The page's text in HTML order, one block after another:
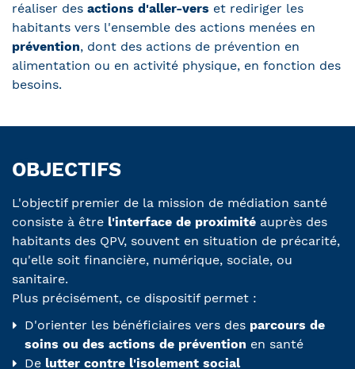
réaliser des actions d'aller-vers et rediriger les
habitants vers l'ensemble des actions menées en
prévention, dont des actions de prévention en
alimentation ou en activité physique, en fonction des
besoins.
OBJECTIFS
L'objectif premier de la mission de médiation santé
consiste à être l'interface de proximité auprès des
habitants des QPV, souvent en situation de précarité,
qu'elle soit financière, numérique, sociale, ou
sanitaire.
Plus précisément, ce dispositif permet :
D'orienter les bénéficiaires vers des parcours de
soins ou des actions de prévention en santé
De lutter contre l'isolement social